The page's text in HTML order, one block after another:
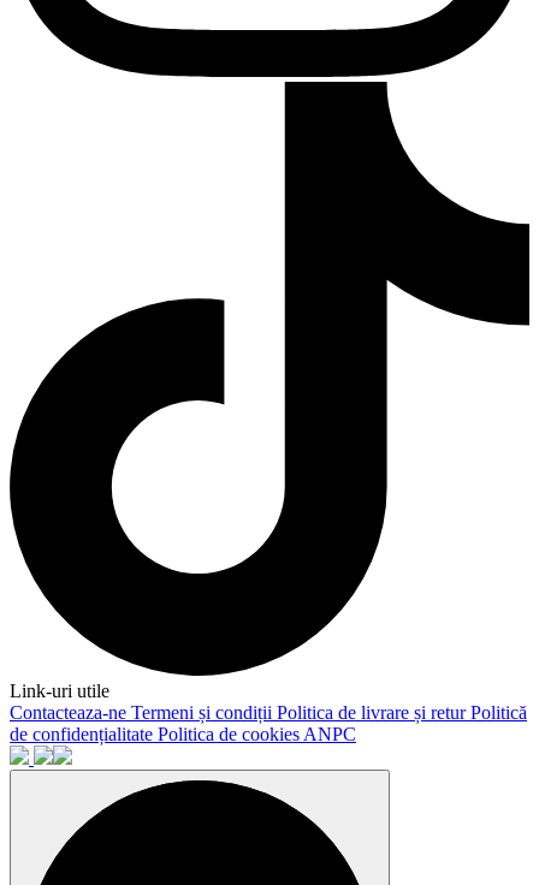
Link-uri utile
Contacteaza-ne Termeni și condiții Politica de livrare și returPolitică
de confidențialitate Politica de cookies ANPC